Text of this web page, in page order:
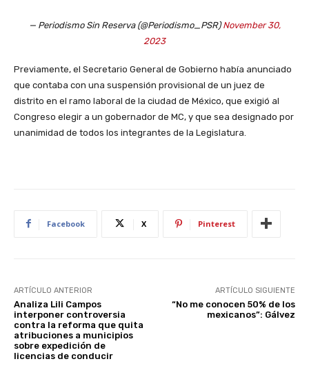
— Periodismo Sin Reserva (@Periodismo_PSR)November 30,
2023
Previamente, el Secretario General de Gobierno había anunciado
que contaba con una suspensión provisional de un juez de
distrito en el ramo laboral de la ciudad de México, que exigió al
Congreso elegir a un gobernador de MC, y que sea designado por
unanimidad de todos los integrantes de la Legislatura.
Facebook X Pinterest
ARTÍCULO ANTERIOR
Analiza Lili Campos
interponer controversia
contra la reforma que quita
atribuciones a municipios
sobre expedición de
licencias de conducir
ARTÍCULO SIGUIENTE
“No me conocen 50% de los
mexicanos”: Gálvez